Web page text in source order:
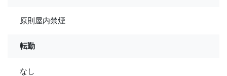
原則屋内禁煙
転勤
なし